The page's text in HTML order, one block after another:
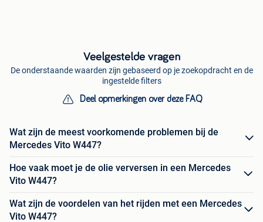
Veelgestelde vragen
De onderstaande waarden zijn gebaseerd op je zoekopdracht en de
ingestelde filters
Deel opmerkingen over deze FAQ
Wat zijn de meest voorkomende problemen bij de
Mercedes Vito W447?
Hoe vaak moet je de olie verversen in een Mercedes
Vito W447?
Wat zijn de voordelen van het rijden met een Mercedes
Vito W447?